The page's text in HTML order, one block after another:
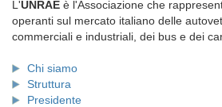
L'UNRAE è l'Associazione che
operanti sul mercato italiano delle
commerciali e industriali, dei bus e dei
Chi siamo
Struttura
Presidente